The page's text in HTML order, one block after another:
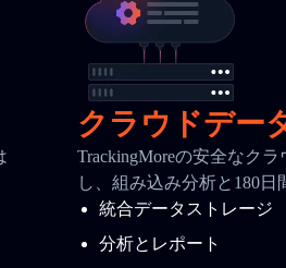
クラウドデー
TrackingMoreの安全なク
し、組み込み分析と180
統合データストレージ
分析とレポート